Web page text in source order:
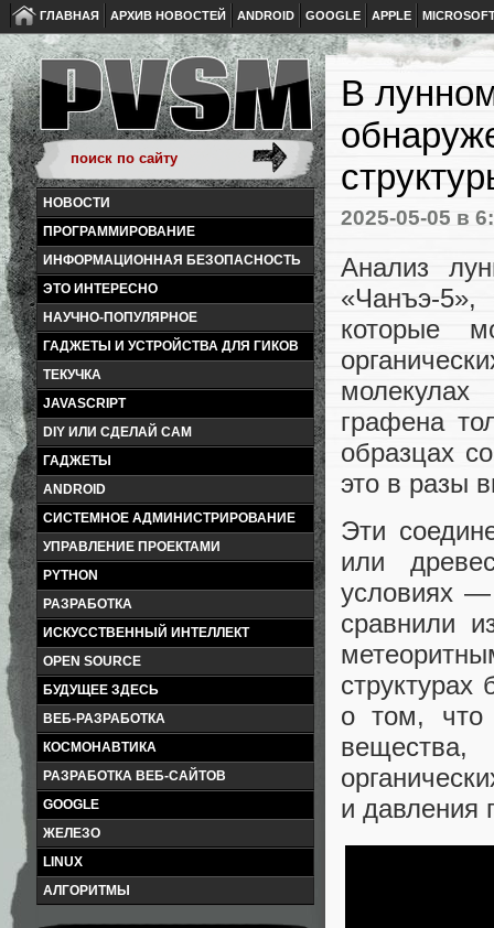
ГЛАВНАЯ АРХИВ НОВОСТЕЙ ANDROID GOOGLE APPLE
НОВОСТИ
ПРОГРАММИРОВАНИЕ
ИНФОРМАЦИОННАЯ БЕЗОПАСНОСТЬ
ЭТО ИНТЕРЕСНО
НАУЧНО-ПОПУЛЯРНОЕ
ГАДЖЕТЫ И УСТРОЙСТВА ДЛЯ ГИКОВ
ТЕКУЧКА
JAVASCRIPT
DIY ИЛИ СДЕЛАЙ САМ
ГАДЖЕТЫ
ANDROID
СИСТЕМНОЕ АДМИНИСТРИРОВАНИЕ
УПРАВЛЕНИЕ ПРОЕКТАМИ
PYTHON
РАЗРАБОТКА
ИСКУССТВЕННЫЙ ИНТЕЛЛЕКТ
OPEN SOURCE
БУДУЩЕЕ ЗДЕСЬ
ВЕБ-РАЗРАБОТКА
КОСМОНАВТИКА
РАЗРАБОТКА ВЕБ-САЙТОВ
GOOGLE
ЖЕЛЕЗО
LINUX
АЛГОРИТМЫ
В
2025-05-05 в
Анализ
«Чанъэ-
которые
графена
образцах
это в разы
Эти
или
условиях
сравнили
структурах
о том, что
и давления